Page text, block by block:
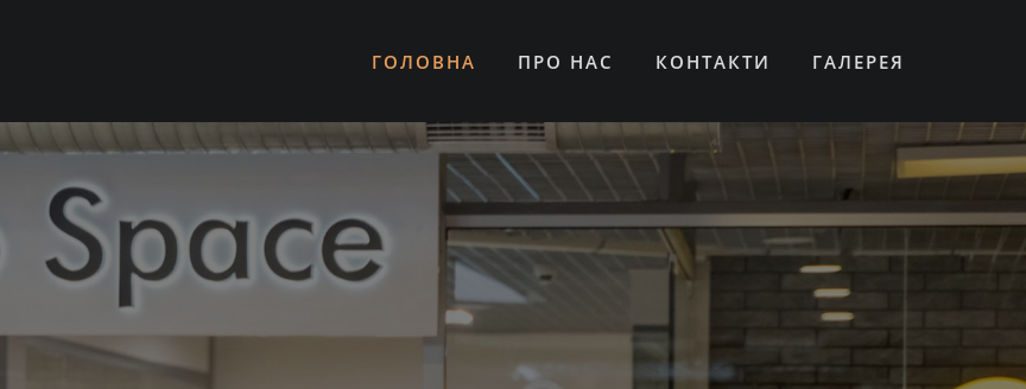
ГОЛОВНА ПРО НАС КОНТАКТИ ГАЛЕРЕЯ